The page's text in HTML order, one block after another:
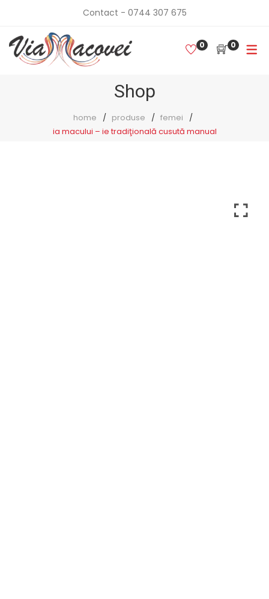
Contact - 0744 307 675
0 0
Shop
home produse
femei
ia macului – ie tradiţională cusută manual